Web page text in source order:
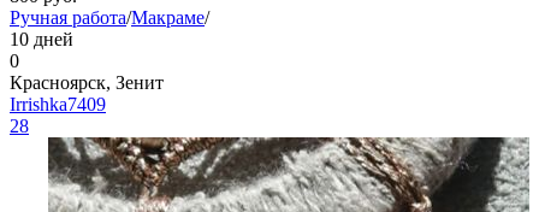
Ручная работа/Макраме/
10 дней
0
Красноярск, Зенит
Irrishka7409
28